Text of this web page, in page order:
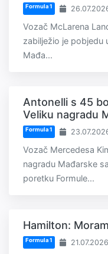
Formula 1
Vozač McLarena
zabilježio je pobjedu
Mađa...
Antonelli s 45
Veliku nagradu
Formula 1
Vozač Mercedesa
nagradu Mađarske
poretku Formule...
Hamilton:
Formula 1